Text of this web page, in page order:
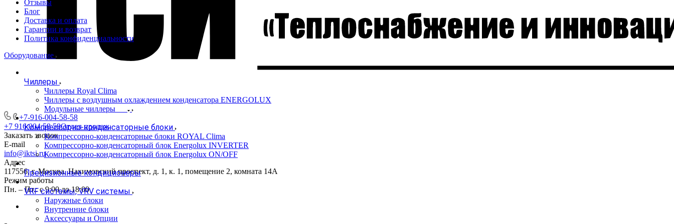
+7-916-004-58-58
+7 916 004 58 58Отдел продаж
Заказать звонок
E-mail
info@iktsi.ru
Адрес
117556, г. Москва, Нахимовский проспект, д. 1, к. 1, помещение 2, комната 14А
Режим работы
Пн. – Пт.: с 9:00 до 18:00
Отзывы
Блог
Доставка и оплата
Гарантии и возврат
Политика конфиденциальности
Оборудование
Чиллеры
Чиллеры Royal Clima
Чиллеры с воздушным охлаждением конденсатора ENERGOLUX
Модульные чиллеры
Компрессорно-конденсаторные блоки
Компрессорно-конденсаторные блоки ROYAL Clima
Компрессорно-конденсаторный блок Energolux INVERTER
Компрессорно-конденсаторный блок Energolux ON/OFF
Прецизионные кондиционеры
VRF системы, VRV системы
Наружные блоки
Внутренние блоки
Аксессуары и Опции